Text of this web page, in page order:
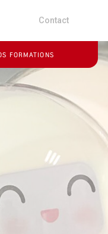
Contact
FORMATIONS